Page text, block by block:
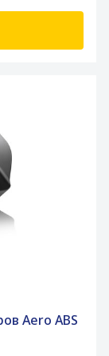
Aero ABS